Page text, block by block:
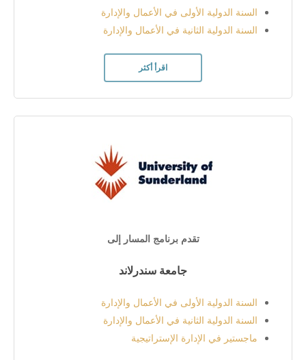
السنة الدولية الأولى في الأعمال والإدارة
السنة الدولية الثانية في الأعمال والإدارة
اقرأ أكثر
تقدم برنامج المسار إلى
جامعة سندرلاند
السنة الدولية الأولى في الأعمال والإدارة
السنة الدولية الثانية في الأعمال والإدارة
ماجستير في الإدارة الإستراتيجية